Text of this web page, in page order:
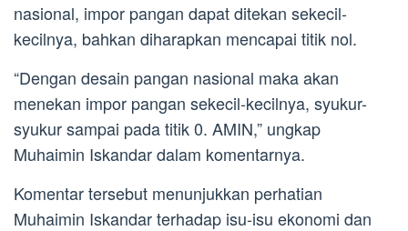
nasional, impor pangan dapat ditekan sekecil-
kecilnya, bahkan diharapkan mencapai titik nol.
“Dengan desain pangan nasional maka akan
menekan impor pangan sekecil-kecilnya, syukur-
syukur sampai pada titik 0. AMIN,” ungkap
Muhaimin Iskandar dalam komentarnya.
Komentar tersebut menunjukkan perhatian
Muhaimin Iskandar terhadap isu-isu ekonomi dan